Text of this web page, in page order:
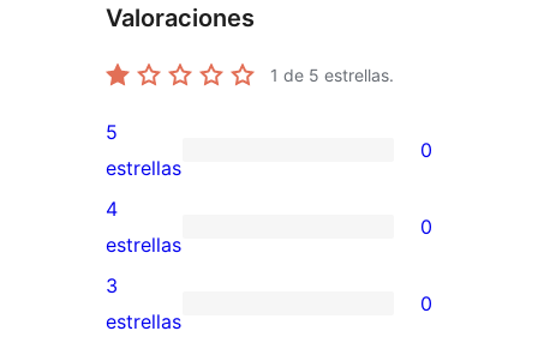
Valoraciones
1 de 5 estrellas.
0
valoraciones
de
5
estrellas
5
estrellas
0
0
valoraciones
de
4
estrellas
0
0
3
estrellas
0